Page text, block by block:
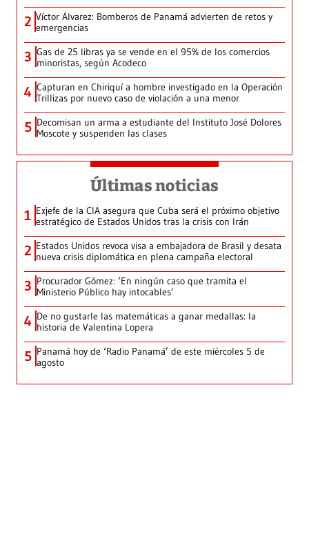
2 Víctor Álvarez: Bomberos de Panamá advierten de retos y
emergencias
3 Gas de 25 libras ya se vende en el 95% de los comercios
minoristas, según Acodeco
4 Capturan en Chiriquí a hombre investigado en la Operación
Trillizas por nuevo caso de violación a una menor
5 Decomisan un arma a estudiante del Instituto José Dolores
Moscote y suspenden las clases
Últimas noticias
1 Exjefe de la CIA asegura que Cuba será el próximo objetivo
estratégico de Estados Unidos tras la crisis con Irán
2 Estados Unidos revoca visa a embajadora de Brasil y desata
nueva crisis diplomática en plena campaña electoral
3 Procurador Gómez: ‘En ningún caso que tramita el
Ministerio Público hay intocables’
4 De no gustarle las matemáticas a ganar medallas: la
historia de Valentina Lopera
5 Panamá hoy de ‘Radio Panamá’ de este miércoles 5 de
agosto